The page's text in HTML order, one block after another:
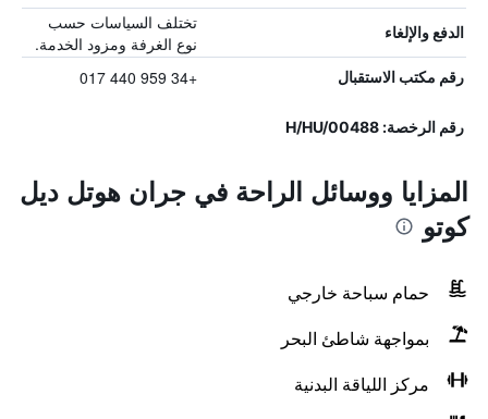
الدفع والإلغاء
تختلف السياسات حسب
نوع الغرفة ومزود الخدمة.
رقم مكتب الاستقبال +34 959 440 017
رقم الرخصة: H/HU/00488
المزايا ووسائل الراحة في جران هوتل ديل
كوتو
حمام سباحة خارجي
بمواجهة شاطئ البحر
مركز اللياقة البدنية